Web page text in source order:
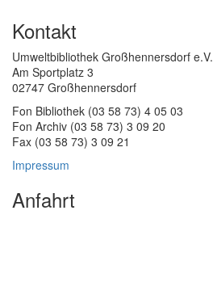
Kontakt
Umweltbibliothek Großhennersdorf e.V.
Am Sportplatz 3
02747 Großhennersdorf
Fon Bibliothek (03 58 73) 4 05 03
Fon Archiv (03 58 73) 3 09 20
Fax (03 58 73) 3 09 21
Impressum
Anfahrt